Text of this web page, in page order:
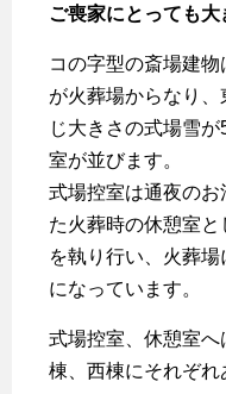
ご喪家にとっても大
コの字型の斎場建
が火葬場からなり、
じ大きさの式場雪
室が並びます。
式場控室は通夜のお
た火葬時の休憩室
を執り行い、火葬
になっています。
式場控室、休憩室
棟、西棟にそれぞ